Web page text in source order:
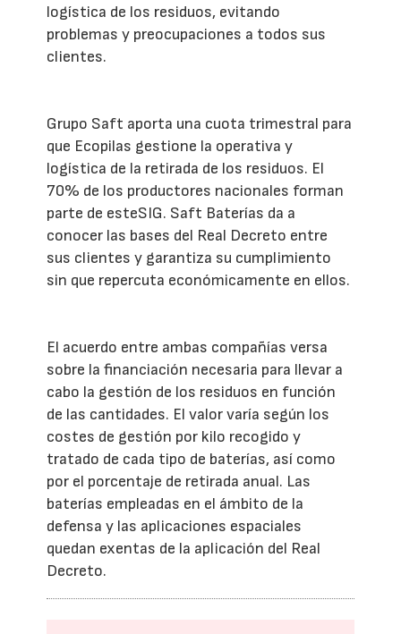
logística de los residuos, evitando
problemas y preocupaciones a todos sus
clientes.
Grupo Saft aporta una cuota trimestral para
que Ecopilas gestione la operativa y
logística de la retirada de los residuos. El
70% de los productores nacionales forman
parte de esteSIG. Saft Baterías da a
conocer las bases del Real Decreto entre
sus clientes y garantiza su cumplimiento
sin que repercuta económicamente en ellos.
El acuerdo entre ambas compañías versa
sobre la financiación necesaria para llevar a
cabo la gestión de los residuos en función
de las cantidades. El valor varía según los
costes de gestión por kilo recogido y
tratado de cada tipo de baterías, así como
por el porcentaje de retirada anual. Las
baterías empleadas en el ámbito de la
defensa y las aplicaciones espaciales
quedan exentas de la aplicación del Real
Decreto.